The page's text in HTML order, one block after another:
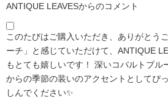
ANTIQUE LEAVESからのコメント
このたびはご購入いただき、ありがとう
ーチ」と感じていただけて、ANTIQUE
もとても嬉しいです！ 深いコバルトブル
からの季節の装いのアクセントとしてぴ
しんでください✨